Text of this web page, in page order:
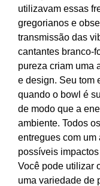
utilizavam essas
gregorianos e
transmissão das
cantantes branco-
pureza criam uma
e design. Seu tom
quando o bowl é
de modo que a
ambiente. Todos
entregues com
possíveis
Você pode utilizar
uma variedade de